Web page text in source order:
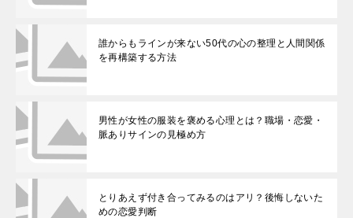
誰からもラインが来ない50代の心の整理と人間関係
を再構築する方法
男性が女性の服装を褒める心理とは？職場・恋愛・
脈ありサインの見極め方
とりあえず付き合ってみるのはアリ？後悔しないた
めの恋愛判断